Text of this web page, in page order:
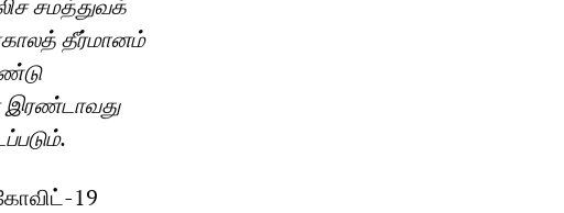
சமத்துவக்
தீர்மானம்
இரண்டாவது
19